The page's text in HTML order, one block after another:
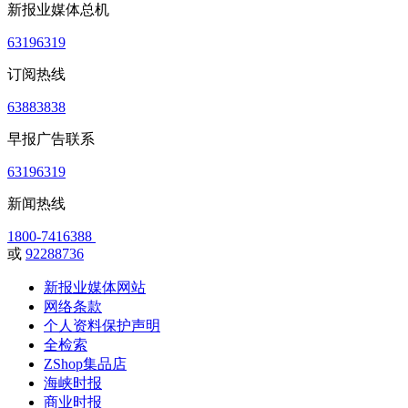
新报业媒体总机
63196319
订阅热线
63883838
早报广告联系
63196319
新闻热线
1800-7416388
或 92288736
新报业媒体网站
网络条款
个人资料保护声明
全检索
ZShop集品店
海峡时报
商业时报